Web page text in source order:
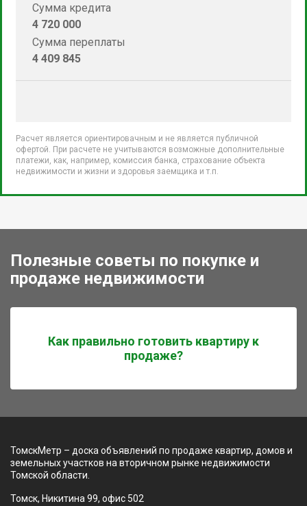
Сумма кредита
4 720 000
Сумма переплаты
4 409 845
Расчет является ориентировачным и не является публичной
офертой. При расчете не учитываются возможные дополнительные
платежи, как, например, комиссия банка, страхование объекта
недвижимости и жизни и здоровья заемщика и т.п.
Полезные советы по покупке и
продаже недвижимости
Как правильно готовить квартиру к
продаже?
ТомскМетр – доска объявлений по продаже квартир, домов и
земельных участков на вторичном рынке недвижимости
Томской области.
Томск, Никитина 99, офис 502